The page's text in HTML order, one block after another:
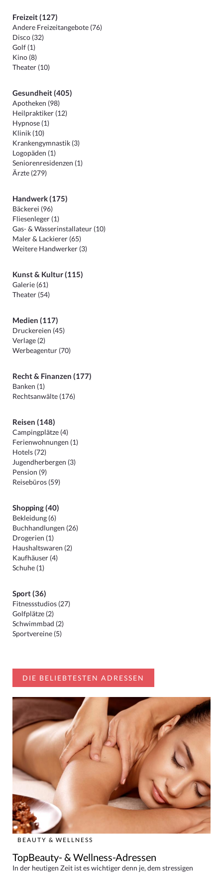
Freizeit (127)
Andere Freizeitangebote (76)
Disco (32)
Golf (1)
Kino (8)
Theater (10)
Gesundheit (405)
Apotheken (98)
Heilpraktiker (12)
Hypnose (1)
Klinik (10)
Krankengymnastik (3)
Logopäden (1)
Seniorenresidenzen (1)
Ärzte (279)
Handwerk (175)
Bäckerei (96)
Fliesenleger (1)
Gas- & Wasserinstallateur (10)
Maler & Lackierer (65)
Weitere Handwerker (3)
Kunst & Kultur (115)
Galerie (61)
Theater (54)
Medien (117)
Druckereien (45)
Verlage (2)
Werbeagentur (70)
Recht & Finanzen (177)
Banken (1)
Rechtsanwälte (176)
Reisen (148)
Campingplätze (4)
Ferienwohnungen (1)
Hotels (72)
Jugendherbergen (3)
Pension (9)
Reisebüros (59)
Shopping (40)
Bekleidung (6)
Buchhandlungen (26)
Drogerien (1)
Haushaltswaren (2)
Kaufhäuser (4)
Schuhe (1)
Sport (36)
Fitnessstudios (27)
Golfplätze (2)
Schwimmbad (2)
Sportvereine (5)
DIE BELIEBTESTEN ADRESSEN
BEAUTY & WELLNESS
TopBeauty- & Wellness-Adressen
In der heutigen Zeit ist es wichtiger denn je, dem stressigen